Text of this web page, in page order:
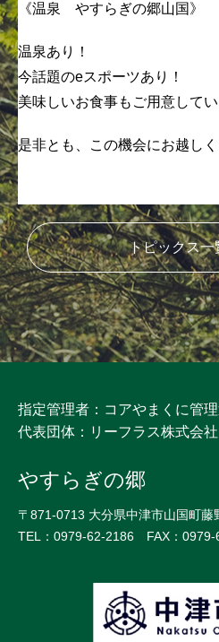
《温泉 やすらぎの郷山国》
温泉あり！
今話題のeスポーツあり！
美味しいお食事もご用意してい
是非とも、この機会にお越しく
トピックス一
指定管理者：コアやまくに管
代表団体：リーフラス株式会社
やすらぎの郷
〒871-0713 大分県中津市山国町藤
TEL：0979-62-2186 FAX：0979-